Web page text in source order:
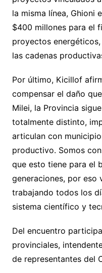
la misma línea, Ghioni
$400 millones para el
proyectos
las cadenas
Por último, Kicillof
compensar el daño
Milei, la Provincia
totalmente distinto,
articulan con
productivo. Somos
que esto tiene para el
generaciones, por eso
trabajando todos los
sistema científico y
Del encuentro
provinciales,
de representantes del